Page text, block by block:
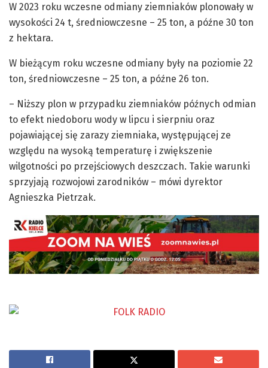
W 2023 roku wczesne odmiany ziemniaków plonowały w
wysokości 24 t, średniowczesne – 25 ton, a późne 30 ton
z hektara.
W bieżącym roku wczesne odmiany były na poziomie 22
ton, średniowczesne – 25 ton, a późne 26 ton.
– Niższy plon w przypadku ziemniaków późnych odmian
to efekt niedoboru wody w lipcu i sierpniu oraz
pojawiającej się zarazy ziemniaka, występującej ze
względu na wysoką temperaturę i zwiększenie
wilgotności po przejściowych deszczach. Takie warunki
sprzyjają rozwojowi zarodników – mówi dyrektor
Agnieszka Pietrzak.